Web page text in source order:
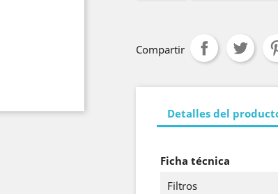
Compartir
Detalles del
Ficha técnica
Filtros